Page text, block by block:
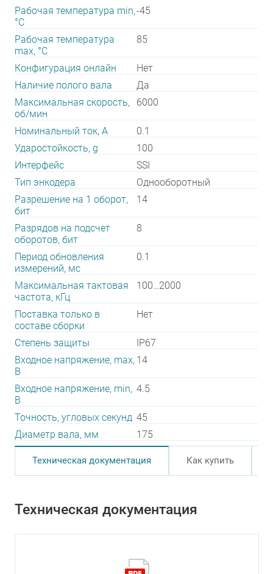
Рабочая температура min,
°С
-45
Рабочая температура
max, °С
85
Конфигурация онлайн
Нет
Наличие полого вала
Да
Максимальная скорость,
об/мин
6000
Номинальный ток, А
0.1
Ударостойкость, g
100
Интерфейс
SSI
Тип энкодера
Однооборотный
Разрешение на 1 оборот,
бит
14
Разрядов на подсчет
оборотов, бит
8
Период обновления
измерений, мс
0.1
Максимальная тактовая
частота, кГц
100…2000
Поставка только в
составе сборки
Нет
Степень защиты
IP67
Входное напряжение, max,
В
14
Входное напряжение, min,
В
4.5
Точность, угловых секунд 45
Диаметр вала, мм
175
Техническая документация Как купить
Техническая документация